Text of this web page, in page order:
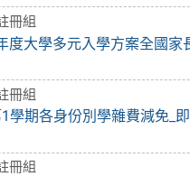
冊組
度大學多元入學方案全國家
冊組
學期各身份別學雜費減免_
冊組